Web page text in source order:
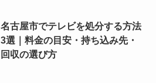
名古屋市でテレビを処分する方法
3選｜料金の目安・持ち込み先・
回収の選び方